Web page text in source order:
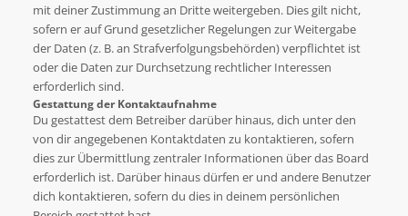
mit deiner Zustimmung an Dritte weitergeben. Dies gilt nicht,
sofern er auf Grund gesetzlicher Regelungen zur Weitergabe
der Daten (z. B. an Strafverfolgungsbehörden) verpflichtet ist
oder die Daten zur Durchsetzung rechtlicher Interessen
erforderlich sind.
Gestattung der Kontaktaufnahme
Du gestattest dem Betreiber darüber hinaus, dich unter den
von dir angegebenen Kontaktdaten zu kontaktieren, sofern
dies zur Übermittlung zentraler Informationen über das Board
erforderlich ist. Darüber hinaus dürfen er und andere Benutzer
dich kontaktieren, sofern du dies in deinem persönlichen